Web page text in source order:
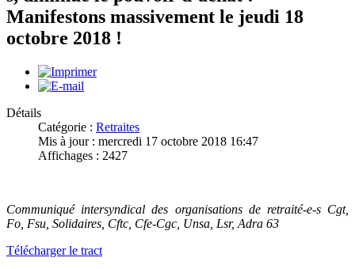
Manifestons massivement le jeudi 18
octobre 2018 !
Détails
Catégorie : Retraites
Mis à jour : mercredi 17 octobre 2018 16:47
Affichages : 2427
Communiqué intersyndical des organisations de retraité-e-s Cgt,
Fo, Fsu, Solidaires, Cftc, Cfe-Cgc, Unsa, Lsr, Adra 63
Télécharger le tract